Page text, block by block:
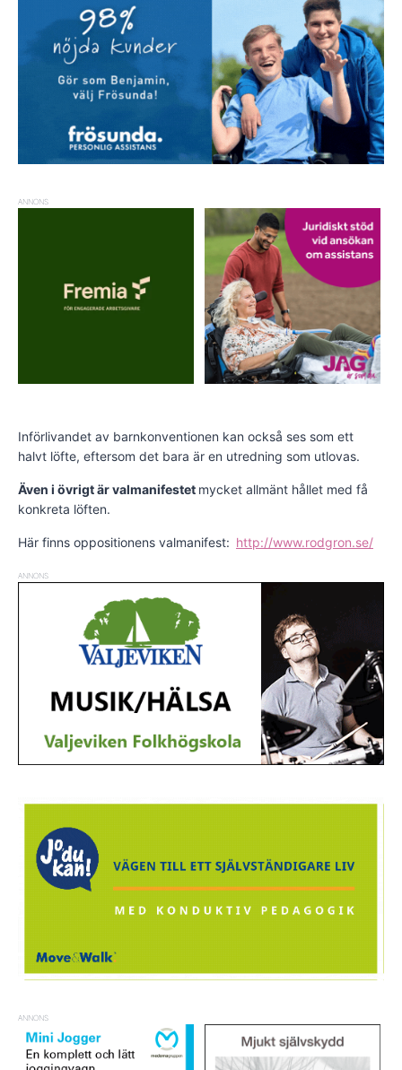
ANNONS
Införlivandet av barnkonventionen kan också ses som ett
halvt löfte, eftersom det bara är en utredning som utlovas.
Även i övrigt är valmanifestet mycket allmänt hållet med få
konkreta löften.
Här finns oppositionens valmanifest: http://www.rodgron.se/
ANNONS
ANNONS